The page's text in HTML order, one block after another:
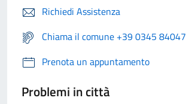
Richiedi Assistenza
Chiama il comune +39 0345 84047
Prenota un appuntamento
Problemi in città